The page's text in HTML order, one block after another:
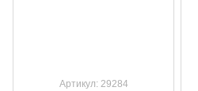
Артикул: 29284